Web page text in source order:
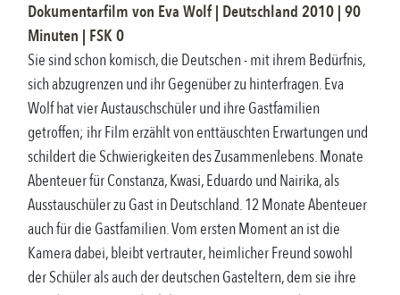
Dokumentarfilm von Eva Wolf | Deutschland 2010 |90
Minuten | FSK0
Sie sind schon komisch, die Deutschen - mit ihrem Bedürfnis,
sich abzugrenzen und ihr Gegenüber zu hinterfragen. Eva
Wolf hat vier Austauschschüler und ihre Gastfamilien
getroffen; ihr Film erzählt von enttäuschten Er­wartungen und
schildert die Schwierigkeiten des Zusammenlebens. Monate
Abenteuer für Constanza, Kwasi, Eduardo und Nairika, als
Ausstauschüler zu Gast in Deutschland. 12 Monate Abenteuer
auch für die Gastfamilien. Vom ersten Moment an ist die
Kamera dabei, bleibt vertrauter, heimlicher Freund sowohl
der Schüler als auch der deutschen Gasteltern, dem sie ihre